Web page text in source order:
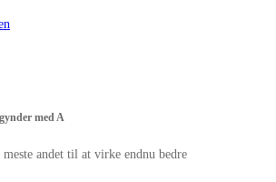
med A
andet til at virke endnu bedre